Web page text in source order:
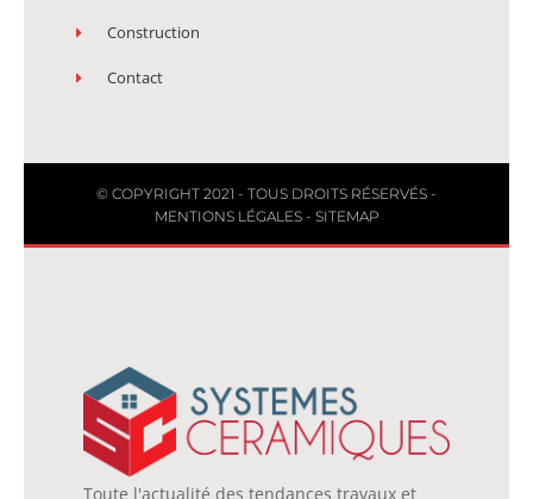
Construction
Contact
© COPYRIGHT 2021 - TOUS DROITS RÉSERVÉS -
MENTIONS LÉGALES- SITEMAP
Toute l'actualité des tendances travaux et